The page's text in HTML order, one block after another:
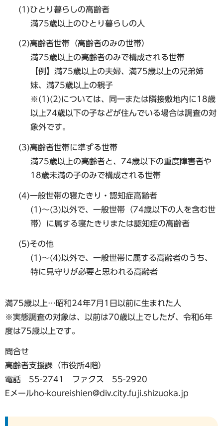
(1)ひとり暮らしの高齢者
満75歳以上のひとり暮らしの人
(2)高齢者世帯（高齢者のみの世帯）
満75歳以上の高齢者のみで構成される世帯
【例】満75歳以上の夫婦、満75歳以上の兄弟姉
妹、満75歳以上の親子
※(1)(2)については、同一または隣接敷地内に18歳
以上74歳以下の子などが住んでいる場合は調査の対
象外です。
(3)高齢者世帯に準ずる世帯
満75歳以上の高齢者と、74歳以下の重度障害者や
18歳未満の子のみで構成される世帯
(4)一般世帯の寝たきり・認知症高齢者
(1)〜(3)以外で、一般世帯（74歳以下の人を含む世
帯）に属する寝たきりまたは認知症の高齢者
(5)その他
(1)〜(4)以外で、一般世帯に属する高齢者のうち、
特に見守りが必要と思われる高齢者
満75歳以上…昭和24年7月1日以前に生まれた人
※実態調査の対象は、以前は70歳以上でしたが、令和6年
度は75歳以上です。
問合せ
高齢者支援課（市役所4階）
電話 55-2741 ファクス 55-2920
Eメールho-koureishien@div.city.fuji.shizuoka.jp